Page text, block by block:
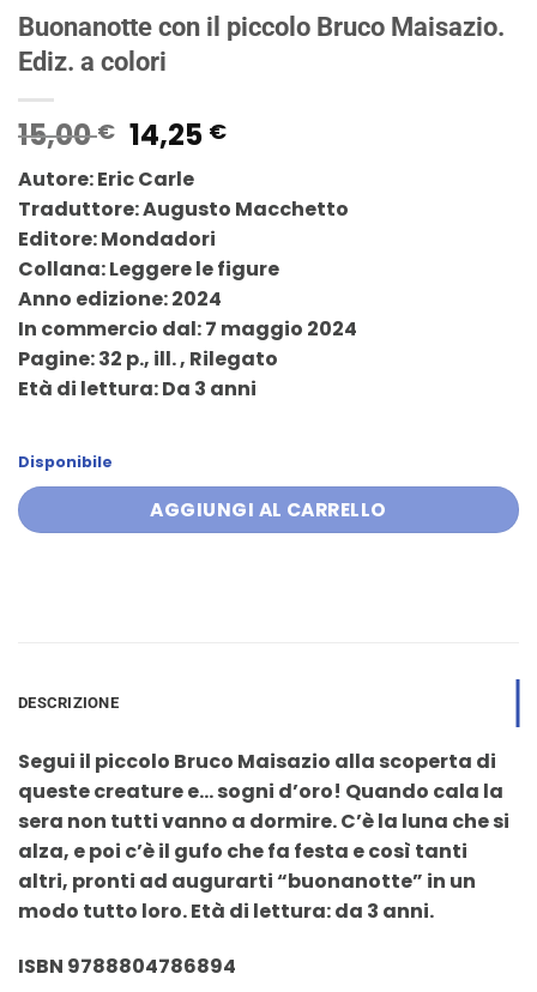
Buonanotte con il piccolo Bruco Maisazio.
Ediz. a colori
15,00€ Il
prezzo
originale
era:
15,00 €.
14,25 €Il
attuale
è:
Autore: Eric Carle
Traduttore: Augusto Macchetto
Editore: Mondadori
Collana: Leggere le figure
Anno edizione: 2024
In commercio dal: 7 maggio 2024
Pagine: 32 p., ill. , Rilegato
Età di lettura: Da 3 anni
Disponibile
AGGIUNGI AL CARRELLO
DESCRIZIONE
Segui il piccolo Bruco Maisazio alla scoperta di
queste creature e… sogni d’oro! Quando cala la
sera non tutti vanno a dormire. C’è la luna che si
alza, e poi c’è il gufo che fa festa e così tanti
altri, pronti ad augurarti “buonanotte” in un
modo tutto loro. Età di lettura: da 3 anni.
ISBN 9788804786894